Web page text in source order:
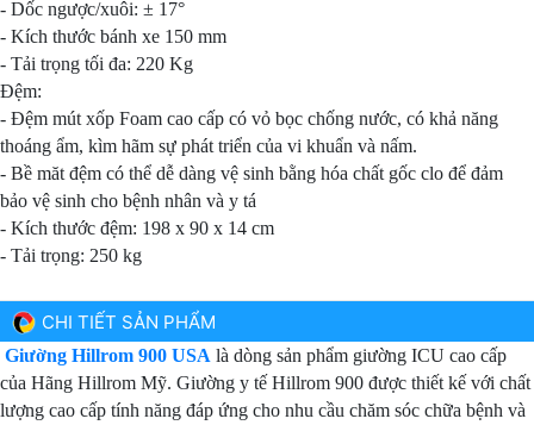
- Dốc ngược/xuôi: ± 17°
- Kích thước bánh xe 150 mm
- Tải trọng tối đa: 220 Kg
Đệm:
- Đệm mút xốp Foam cao cấp có vỏ bọc chống nước, có khả năng
thoáng ẩm, kìm hãm sự phát triển của vi khuẩn và nấm.
- Bề măt đệm có thể dễ dàng vệ sinh bằng hóa chất gốc clo để đảm
bảo vệ sinh cho bệnh nhân và y tá
- Kích thước đệm: 198 x 90 x 14 cm
- Tải trọng: 250 kg
CHI TIẾT SẢN PHẨM
Giường Hillrom 900 USA là dòng sản phẩm giường ICU cao cấp
của Hãng Hillrom Mỹ. Giường y tế Hillrom 900 được thiết kế với chất
lượng cao cấp tính năng đáp ứng cho nhu cầu chăm sóc chữa bệnh và